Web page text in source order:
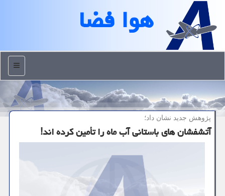
هوا فضا
منو
پژوهش جدید نشان داد؛
آتشفشان های باستانی آب ماه را تأمین کرده اند!